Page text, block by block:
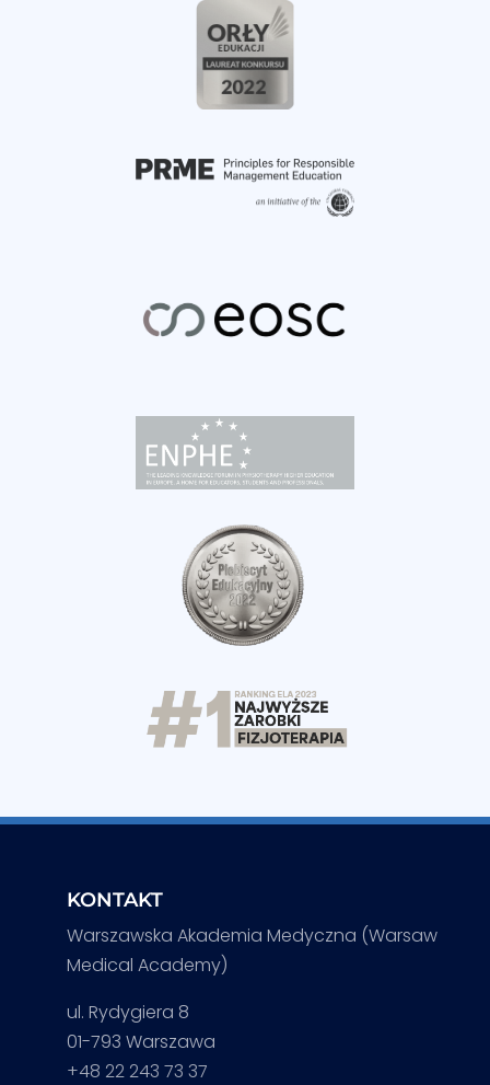
KONTAKT
Warszawska Akademia Medyczna (Warsaw
Medical Academy)
ul. Rydygiera 8
01-793 Warszawa
+48 22 243 73 37